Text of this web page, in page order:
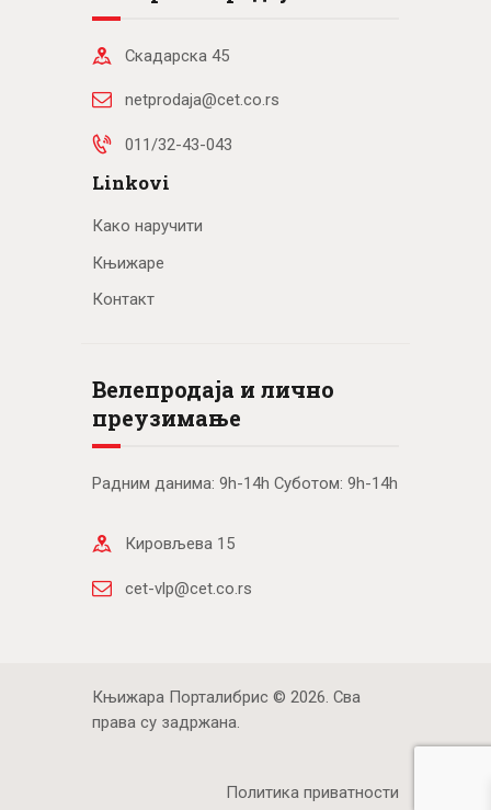
Скадарска 45
netprodaja@cet.co.rs
011/32-43-043
Linkovi
Како наручити
Књижаре
Контакт
Велепродаја и лично
преузимање
Радним данима: 9h-14h Суботом: 9h-14h
Кировљева 15
cet-vlp@cet.co.rs
Књижара Порталибрис © 2026. Сва
права су задржана.
Политика приватности